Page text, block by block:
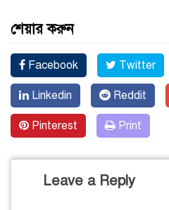
শেয়ার করুন
Facebook Twitter
Linkedin Reddit
Pinterest Print
Leave a Reply